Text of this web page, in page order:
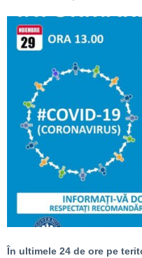
În ultimele 24 de ore pe